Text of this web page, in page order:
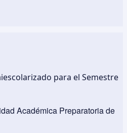
para el Semestre
Académica Preparatoria de